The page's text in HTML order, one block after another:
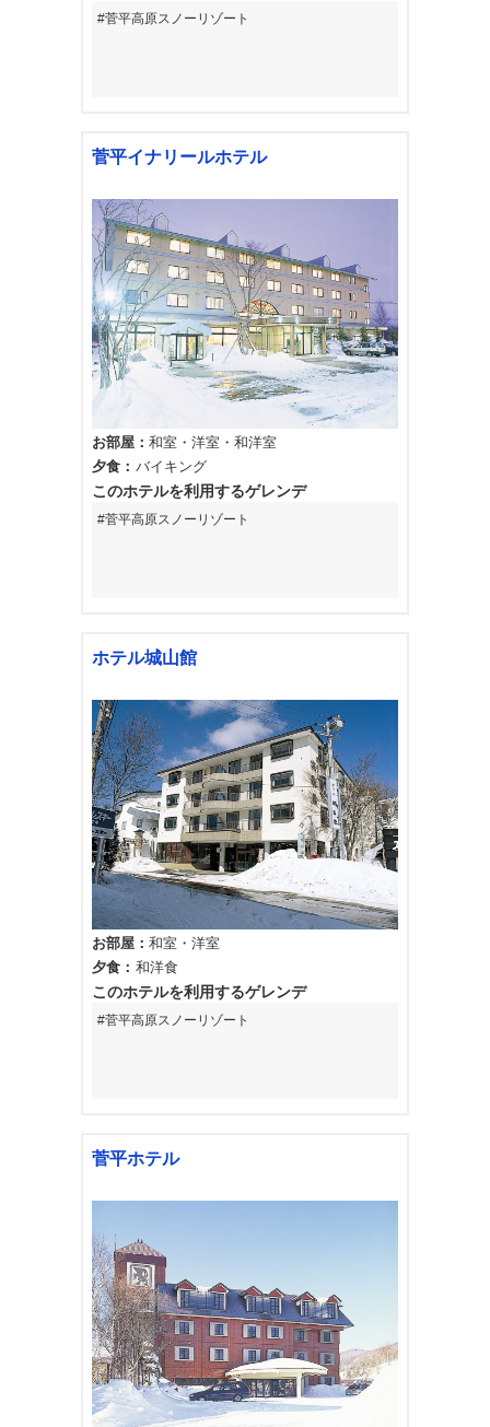
菅平高原スノーリゾート
菅平イナリールホテル
お部屋 和室 洋室
和洋室
夕食
バイキング
このホテルを利用するゲレンデ
菅平高原スノーリゾート
ホテル城山館
お部屋 和室
洋室
夕食
和洋食
このホテルを利用するゲレンデ
菅平高原スノーリゾート
菅平ホテル